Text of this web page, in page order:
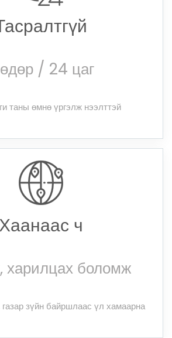
/ 24 цаг
таны өмнө үргэлж нээлттэй
Хаанаас ч
харилцах боломж
зүйн байршлаас үл хамаарна